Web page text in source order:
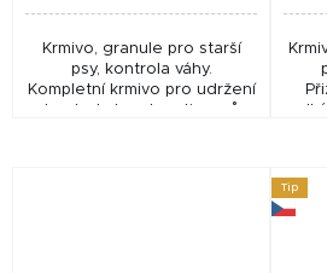
Krmivo, granule pro starší
psy, kontrola váhy.
Kompletní krmivo pro udržení
a kontrolu hmotnosti u psů s
Tip